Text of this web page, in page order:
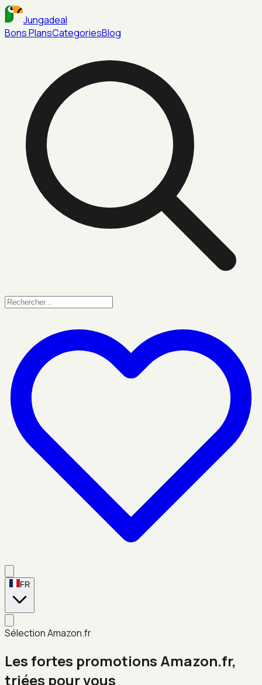
Jungadeal
Bons PlansCategoriesBlog
FR
Sélection Amazon.fr
Les fortes promotions Amazon.fr,
triées pour vous